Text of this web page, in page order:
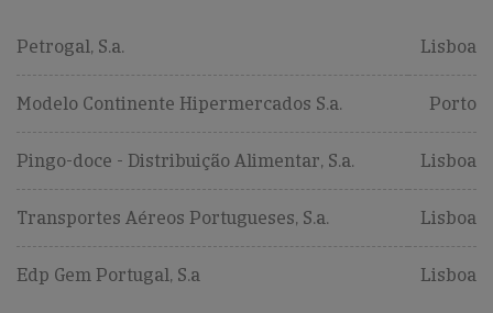
Petrogal, S.a. Lisboa
Modelo Continente Hipermercados S.a. Porto
Pingo-doce - Distribuição Alimentar, S.a. Lisboa
Transportes Aéreos Portugueses, S.a. Lisboa
Edp Gem Portugal, S.a Lisboa